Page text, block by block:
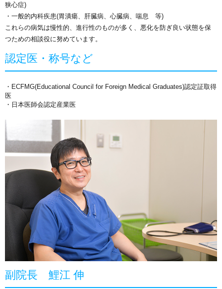
狭心症)
・一般的内科疾患(胃潰瘍、肝臓病、心臓病、喘息 等)
これらの病気は慢性的、進行性のものが多く、悪化を防ぎ良い状態を保
つための相談役に努めています。
認定医・称号など
・ECFMG(Educational Council for Foreign Medical Graduates)認定証取得
医
・日本医師会認定産業医
副院長 鯉江 伸